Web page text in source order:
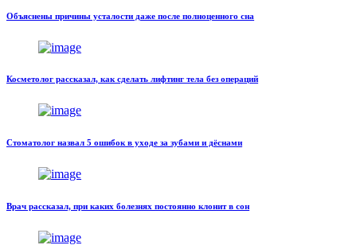
Объяснены причины усталости даже после полноценного сна
Косметолог рассказал, как сделать лифтинг тела без операций
Стоматолог назвал 5 ошибок в уходе за зубами и дёснами
Врач рассказал, при каких болезнях постоянно клонит в сон